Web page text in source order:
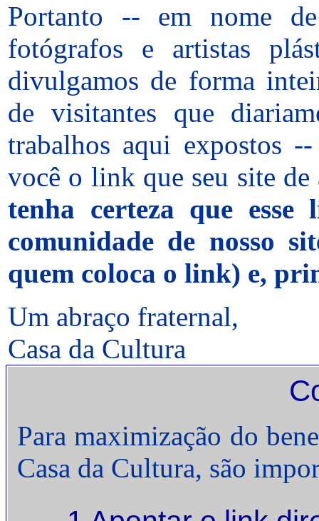
Portanto -- em nome
fotógrafos e artistas
divulgamos de forma
de visitantes que
trabalhos aqui expostos --
você o link que seu site
tenha certeza que
comunidade de nosso
quem coloca o link) e,
Um abraço fraternal,
Casa da Cultura
Para maximização do
Casa da Cultura, são